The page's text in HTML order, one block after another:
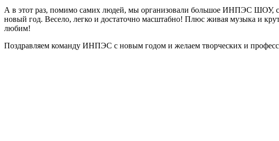
А в этот раз, помимо самих людей, мы организовали большое ИНПЭС ШОУ, с
новый год. Весело, легко и достаточно масштабно! Плюс живая музыка и
любим!
Поздравляем команду ИНПЭС с новым годом и желаем творческих и